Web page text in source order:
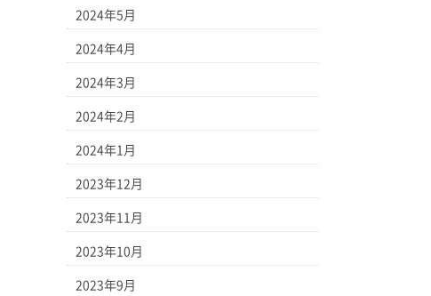
2024年5月
2024年4月
2024年3月
2024年2月
2024年1月
2023年12月
2023年11月
2023年10月
2023年9月